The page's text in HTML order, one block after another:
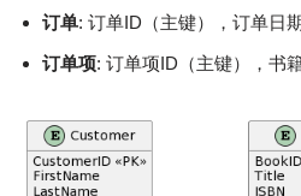
订单: 订单ID（主键），订单日
订单项: 订单项ID（主键），书